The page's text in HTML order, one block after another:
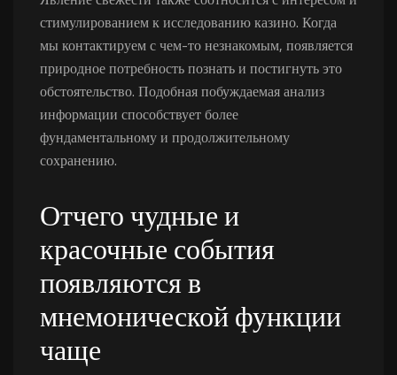
стимулированием к исследованию казино. Когда
мы контактируем с чем-то незнакомым, появляется
природное потребность познать и постигнуть это
обстоятельство. Подобная побуждаемая анализ
информации способствует более
фундаментальному и продолжительному
сохранению.
Отчего чудные и
красочные события
появляются в
мнемонической функции
чаще